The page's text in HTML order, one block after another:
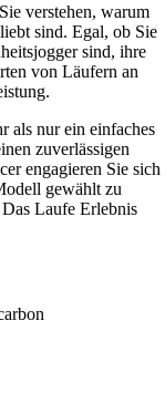
verstehen, warum
sind. Egal, ob Sie
sind, ihre
von Läufern an
als nur ein einfaches
zuverlässigen
engagieren Sie sich
gewählt zu
Laufe Erlebnis